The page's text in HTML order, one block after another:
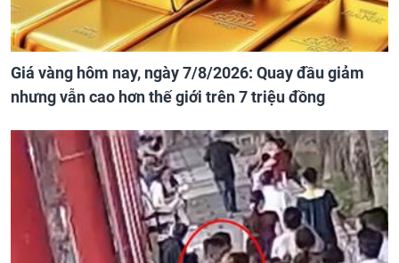
Giá vàng hôm nay, ngày 7/8/2026: Quay đầu giảm
nhưng vẫn cao hơn thế giới trên 7 triệu đồng